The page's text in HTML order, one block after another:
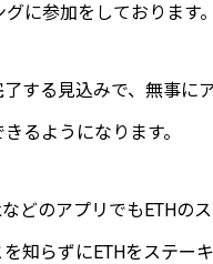
に参加をしております。
する見込みで、無事に
るようになります。
どのアプリでもETHの
知らずにETHをステー